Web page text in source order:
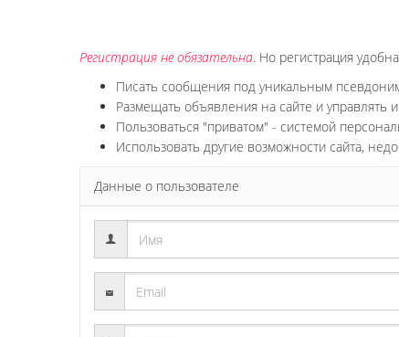
Регистрация не обязательна. Но регистрация
Писать сообщения под уникальным
Размещать объявления на сайте и управлять
Пользоваться "приватом" - системой
Использовать другие возможности сайта,
Данные о пользователе